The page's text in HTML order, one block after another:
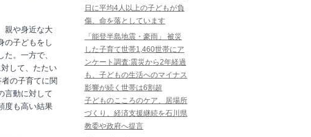
親や身近な大
の子どもをし
。一方で、
して、たたい
の子育てに関
言動に対して
度も高い結果
日に平均4人以上の子どもが負
傷、命を落としています
「能登半島地震・豪雨」 被災
した子育て世帯1,460世帯にア
ンケート調査:震災から2年経過
も、子どもの生活へのマイナス
影響が続く世帯は6割超
子どものこころのケア、居場所
づくり、経済支援継続を石川県
教委や政府へ提言